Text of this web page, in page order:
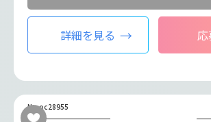
詳細を見る 応
No.oc28955